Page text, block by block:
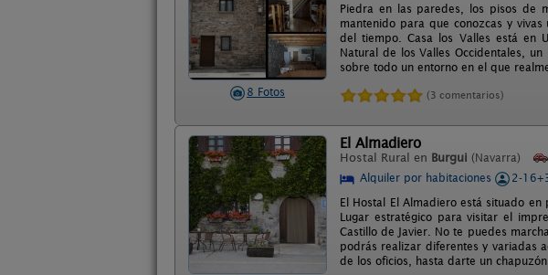
8 Fotos
Piedra en las paredes, los pisos de
mantenido para que conozcas y
del tiempo. Casa los Valles está en
Natural de los Valles Occidentales,
sobre todo un entorno en el que
(3 comentarios)
El Almadiero
Hostal Rural en Burgui (Navarra)
Alquiler por habitaciones
2-
El Hostal El Almadiero está situado
Lugar estratégico para visitar el
Castillo de Javier. No te puedes
podrás realizar diferentes y variadas
de los oficios, hasta darte un